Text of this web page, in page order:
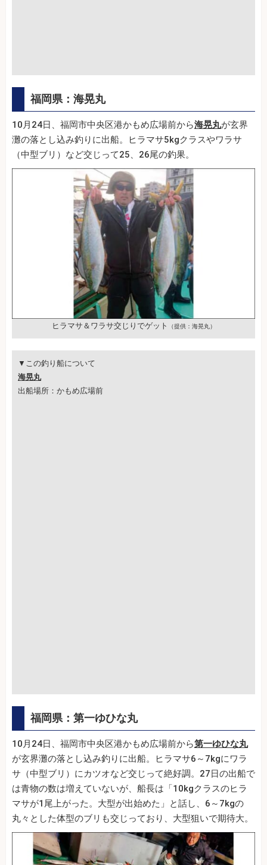
福岡県：海晃丸
10月24日、福岡市中央区港かもめ広場前から海晃丸が玄界
灘の落とし込み釣りに出船。ヒラマサ5kgクラスやワラサ
（中型ブリ）など交じって25、26尾の釣果。
ヒラマサ＆ワラサ交じりでゲット （提供：海晃丸）
▼この釣り船について
海晃丸
出船場所：かもめ広場前
福岡県：第一ゆひな丸
10月24日、福岡市中央区港かもめ広場前から第一ゆひな丸
が玄界灘の落とし込み釣りに出船。ヒラマサ6～7kgにワラ
サ（中型ブリ）にカツオなど交じって絶好調。27日の出船で
は青物の数は増えていないが、船長は「10kgクラスのヒラ
マサが1尾上がった。大型が出始めた」と話し、6～7kgの
丸々とした体型のブリも交じっており、大型狙いで期待大。